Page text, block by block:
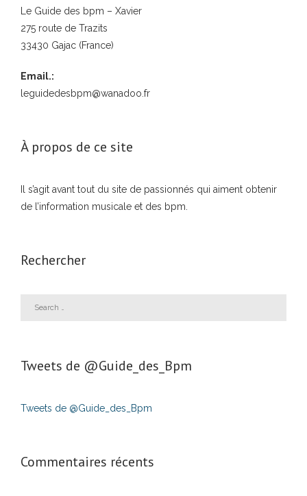
Le Guide des bpm – Xavier
275 route de Trazits
33430 Gajac (France)
Email.:
leguidedesbpm@wanadoo.fr
À propos de ce site
Il s’agit avant tout du site de passionnés qui aiment obtenir
de l’information musicale et des bpm.
Rechercher
Tweets de ‎@Guide_des_Bpm
Tweets de @Guide_des_Bpm
Commentaires récents